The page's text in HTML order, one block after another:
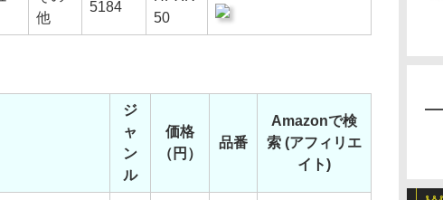
他
5184
50
ジ
ャ
ン
ル
価格
（円）
品番
Amazonで検
索 (アフィリエ
イト)